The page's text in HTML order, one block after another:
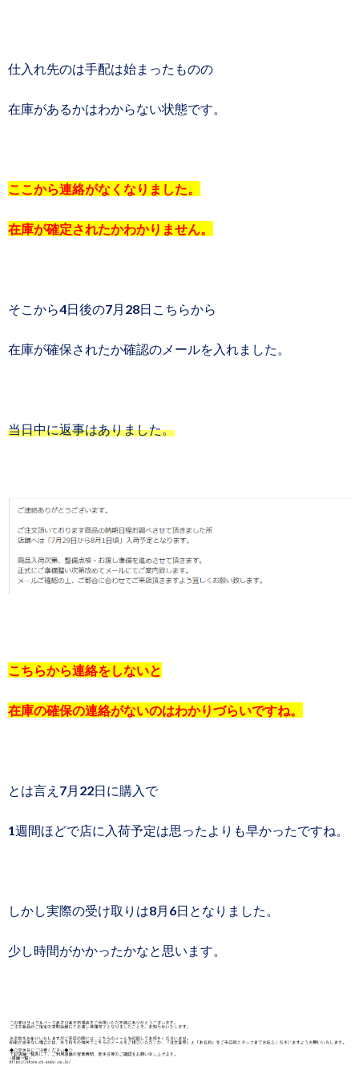
仕入れ先のは手配は始まったものの
在庫があるかはわからない状態です。
ここから連絡がなくなりました。
在庫が確定されたかわかりません。
そこから4日後の7月28日こちらから
在庫が確保されたか確認のメールを入れました。
当日中に返事はありました。
こちらから連絡をしないと
在庫の確保の連絡がないのはわかりづらいですね。
とは言え7月22日に購入で
1週間ほどで店に入荷予定は思ったよりも早かったですね。
しかし実際の受け取りは8月6日となりました。
少し時間がかかったかなと思います。